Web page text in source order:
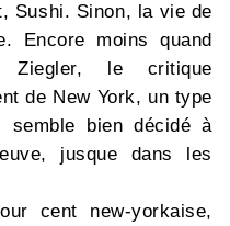
Sushi. Sinon, la vie de
Encore moins quand
Ziegler, le critique
de New York, un type
semble bien décidé à
jusque dans les
cent new-yorkaise,